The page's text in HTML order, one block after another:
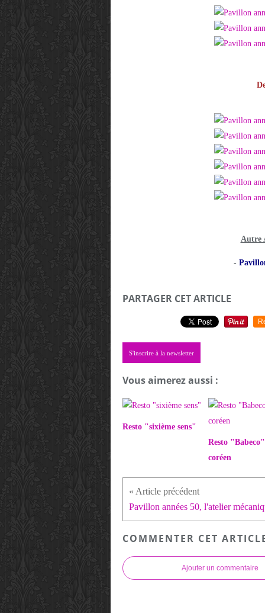
Autre
-
PARTAGER CET ARTICLE
S'inscrire à la newsletter
Vous aimerez aussi :
Resto "sixième sens"
Resto "Babeco"
coréen
Pavillon années 50, l'atelier
COMMENTER CET
Ajouter un commentaire